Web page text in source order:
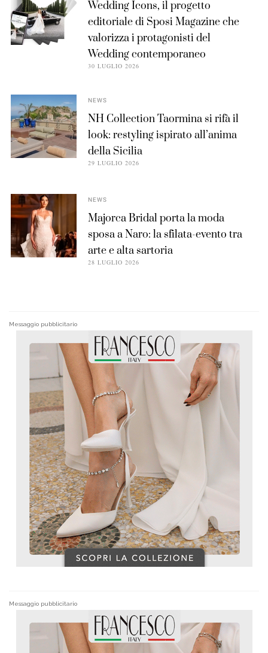
Wedding Icons, il progetto
editoriale di Sposi Magazine che
valorizza i protagonisti del
Wedding contemporaneo
30 LUGLIO 2026
NEWS
NH Collection Taormina si rifà il
look: restyling ispirato all’anima
della Sicilia
29 LUGLIO 2026
NEWS
Majorca Bridal porta la moda
sposa a Naro: la sfilata-evento tra
arte e alta sartoria
28 LUGLIO 2026
Messaggio pubblicitario
Messaggio pubblicitario